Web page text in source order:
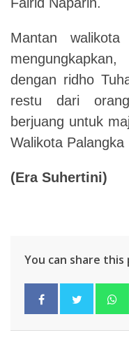
Mantan
dengan ridho
restu dari
berjuang untuk
Walikota Palangka
(Era Suhertini)
You can share this